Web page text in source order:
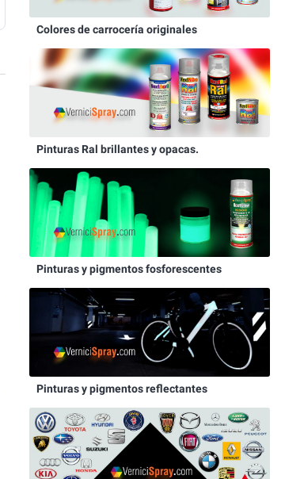
Colores de carrocería originales
Pinturas Ral brillantes y opacas.
Pinturas y pigmentos fosforescentes
Pinturas y pigmentos reflectantes